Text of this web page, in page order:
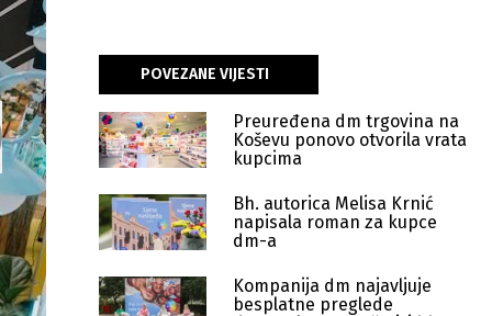
POVEZANE VIJESTI
Preuređena dm trgovina na
Koševu ponovo otvorila vrata
kupcima
Bh. autorica Melisa Krnić
napisala roman za kupce
dm-a
Kompanija dm najavljuje
besplatne preglede